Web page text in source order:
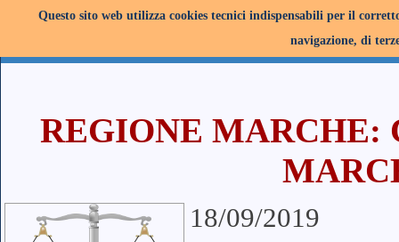
REGIONE MARCHE:
18/09/2019
Questo sito web utilizza cookies tecnici indispensabili per il
navigazione, di